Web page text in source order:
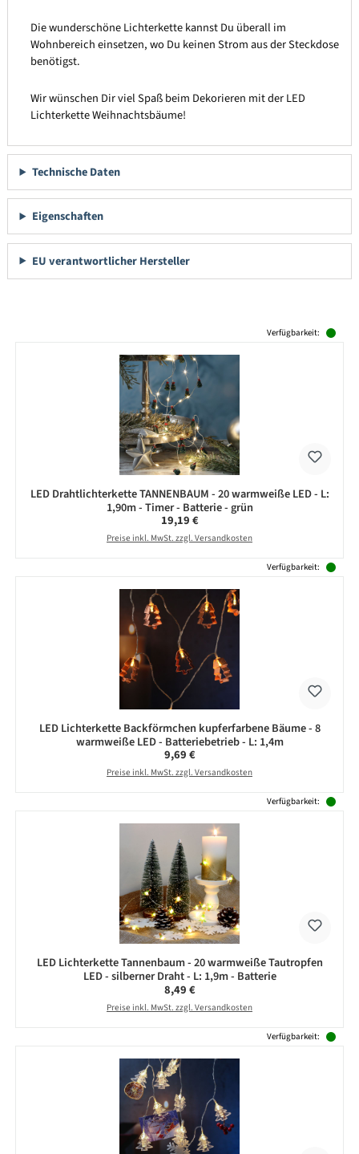
Die wunderschöne Lichterkette kannst Du überall im
Wohnbereich einsetzen, wo Du keinen Strom aus der Steckdose
benötigst.
Wir wünschen Dir viel Spaß beim Dekorieren mit der LED
Lichterkette Weihnachtsbäume!
Technische Daten
Eigenschaften
EU verantwortlicher Hersteller
Verfügbarkeit:
LED Drahtlichterkette TANNENBAUM - 20 warmweiße LED - L:
1,90m - Timer - Batterie - grün
Regulärer Preis:
19,19 €
Preise inkl. MwSt. zzgl. Versandkosten
Verfügbarkeit:
LED Lichterkette Backförmchen kupferfarbene Bäume - 8
warmweiße LED - Batteriebetrieb - L: 1,4m
Regulärer Preis:
9,69 €
Preise inkl. MwSt. zzgl. Versandkosten
Verfügbarkeit:
LED Lichterkette Tannenbaum - 20 warmweiße Tautropfen
LED - silberner Draht - L: 1,9m - Batterie
Regulärer Preis:
8,49 €
Preise inkl. MwSt. zzgl. Versandkosten
Verfügbarkeit: